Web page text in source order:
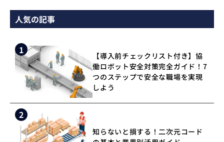
人気の記事
1
【導入前チェックリスト付き】協
働ロボット安全対策完全ガイド！7
つのステップで安全な職場を実現
しよう
2
知らないと損する！二次元コード